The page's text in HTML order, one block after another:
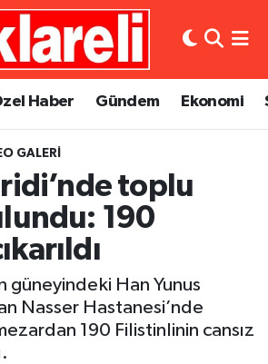
Haber Gündem Ekonomi
GALERI
toplu
190
güneyindeki Han Yunus
Nasser Hastanesi’nde
190 Filistinlinin cansız
Eczaneler
Yoğunluk Haritası
Durumu ve Fikstür